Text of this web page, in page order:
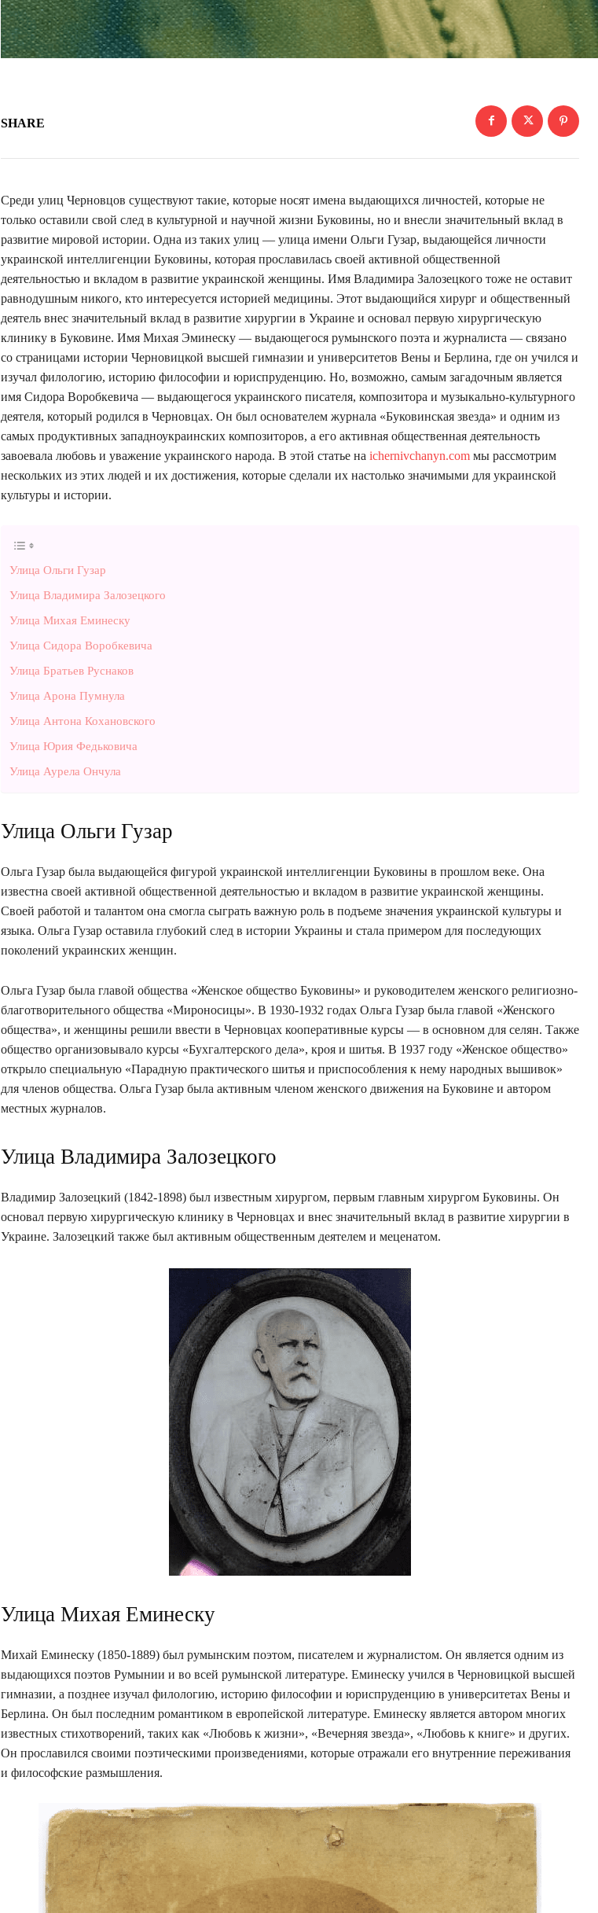
SHARE
Среди улиц Черновцов существуют такие, которые носят имена выдающихся личностей, которые не
только оставили свой след в культурной и научной жизни Буковины, но и внесли значительный вклад в
развитие мировой истории. Одна из таких улиц — улица имени Ольги Гузар, выдающейся личности
украинской интеллигенции Буковины, которая прославилась своей активной общественной
деятельностью и вкладом в развитие украинской женщины. Имя Владимира Залозецкого тоже не оставит
равнодушным никого, кто интересуется историей медицины. Этот выдающийся хирург и общественный
деятель внес значительный вклад в развитие хирургии в Украине и основал первую хирургическую
клинику в Буковине. Имя Михая Эминеску — выдающегося румынского поэта и журналиста — связано
со страницами истории Черновицкой высшей гимназии и университетов Вены и Берлина, где он учился и
изучал филологию, историю философии и юриспруденцию. Но, возможно, самым загадочным является
имя Сидора Воробкевича — выдающегося украинского писателя, композитора и музыкально-культурного
деятеля, который родился в Черновцах. Он был основателем журнала «Буковинская звезда» и одним из
самых продуктивных западноукраинских композиторов, а его активная общественная деятельность
завоевала любовь и уважение украинского народа. В этой статье на ichernivchanyn.com мы рассмотрим
нескольких из этих людей и их достижения, которые сделали их настолько значимыми для украинской
культуры и истории.
Улица Ольги Гузар
Улица Владимира Залозецкого
Улица Михая Еминеску
Улица Сидора Воробкевича
Улица Братьев Руснаков
Улица Арона Пумнула
Улица Антона Кохановского
Улица Юрия Федьковича
Улица Аурела Ончула
Улица Ольги Гузар
Ольга Гузар была выдающейся фигурой украинской интеллигенции Буковины в прошлом веке. Она
известна своей активной общественной деятельностью и вкладом в развитие украинской женщины.
Своей работой и талантом она смогла сыграть важную роль в подъеме значения украинской культуры и
языка. Ольга Гузар оставила глубокий след в истории Украины и стала примером для последующих
поколений украинских женщин.
Ольга Гузар была главой общества «Женское общество Буковины» и руководителем женского религиозно-
благотворительного общества «Мироносицы». В 1930-1932 годах Ольга Гузар была главой «Женского
общества», и женщины решили ввести в Черновцах кооперативные курсы — в основном для селян. Также
общество организовывало курсы «Бухгалтерского дела», кроя и шитья. В 1937 году «Женское общество»
открыло специальную «Парадную практического шитья и приспособления к нему народных вышивок»
для членов общества. Ольга Гузар была активным членом женского движения на Буковине и автором
местных журналов.
Улица Владимира Залозецкого
Владимир Залозецкий (1842-1898) был известным хирургом, первым главным хирургом Буковины. Он
основал первую хирургическую клинику в Черновцах и внес значительный вклад в развитие хирургии в
Украине. Залозецкий также был активным общественным деятелем и меценатом.
Улица Михая Еминеску
Михай Еминеску (1850-1889) был румынским поэтом, писателем и журналистом. Он является одним из
выдающихся поэтов Румынии и во всей румынской литературе. Еминеску учился в Черновицкой высшей
гимназии, а позднее изучал филологию, историю философии и юриспруденцию в университетах Вены и
Берлина. Он был последним романтиком в европейской литературе. Еминеску является автором многих
известных стихотворений, таких как «Любовь к жизни», «Вечерняя звезда», «Любовь к книге» и других.
Он прославился своими поэтическими произведениями, которые отражали его внутренние переживания
и философские размышления.